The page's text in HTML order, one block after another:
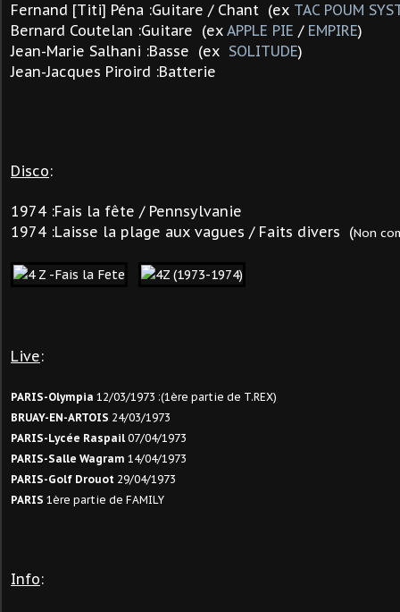
Fernand [Titi] Péna :Guitare / Chant (ex TAC POUM
Bernard Coutelan :Guitare (ex APPLE PIE / EMPIRE)
Jean-Marie Salhani :Basse (ex SOLITUDE)
Jean-Jacques Piroird :Batterie
Disco:
1974 :Fais la fête / Pennsylvanie
1974 :Laisse la plage aux vagues / Faits divers (Non
Live:
PARIS-Olympia 12/03/1973 :(1ère partie de T.REX)
BRUAY-EN-ARTOIS 24/03/1973
PARIS-Lycée Raspail07/04/1973
PARIS-Salle Wagram 14/04/1973
PARIS-Golf Drouot 29/04/1973
PARIS 1ère partie de FAMILY
Info: